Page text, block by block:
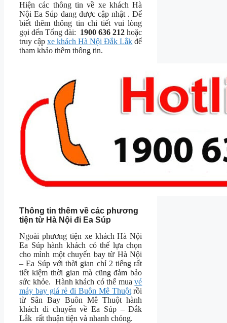
Hiện các thông tin về xe khách Hà
Nội Ea Súp đang được cập nhật . Để
biết thêm thông tin chi tiết vui lòng
gọi đến Tổng đài: 1900 636 212 hoặc
truy cậpxe khách Hà Nội Đắk Lắk để
tham khảo thêm thông tin.
Thông tin thêm về các phương
tiện từ Hà Nội đi Ea Súp
Ngoài phương tiện xe khách Hà Nội
Ea Súp hành khách có thế lựa chọn
cho mình một chuyến bay từ Hà Nội
– Ea Súp với thời gian chỉ 2 tiếng rất
tiết kiệm thời gian mà cũng đảm bảo
sức khỏe. Hành khách có thể muavé
máy bay giá rẻ đi Buôn Mê Thuộtrồi
từ Sân Bay Buôn Mê Thuột hành
khách di chuyển về Ea Súp – Đắk
Lắk rất thuận tiện và nhanh chóng.